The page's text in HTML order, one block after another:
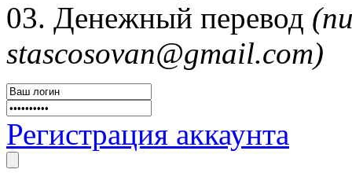
03. Денежный перевод
stascosovan@gmail.com)
Регистрация аккаунта